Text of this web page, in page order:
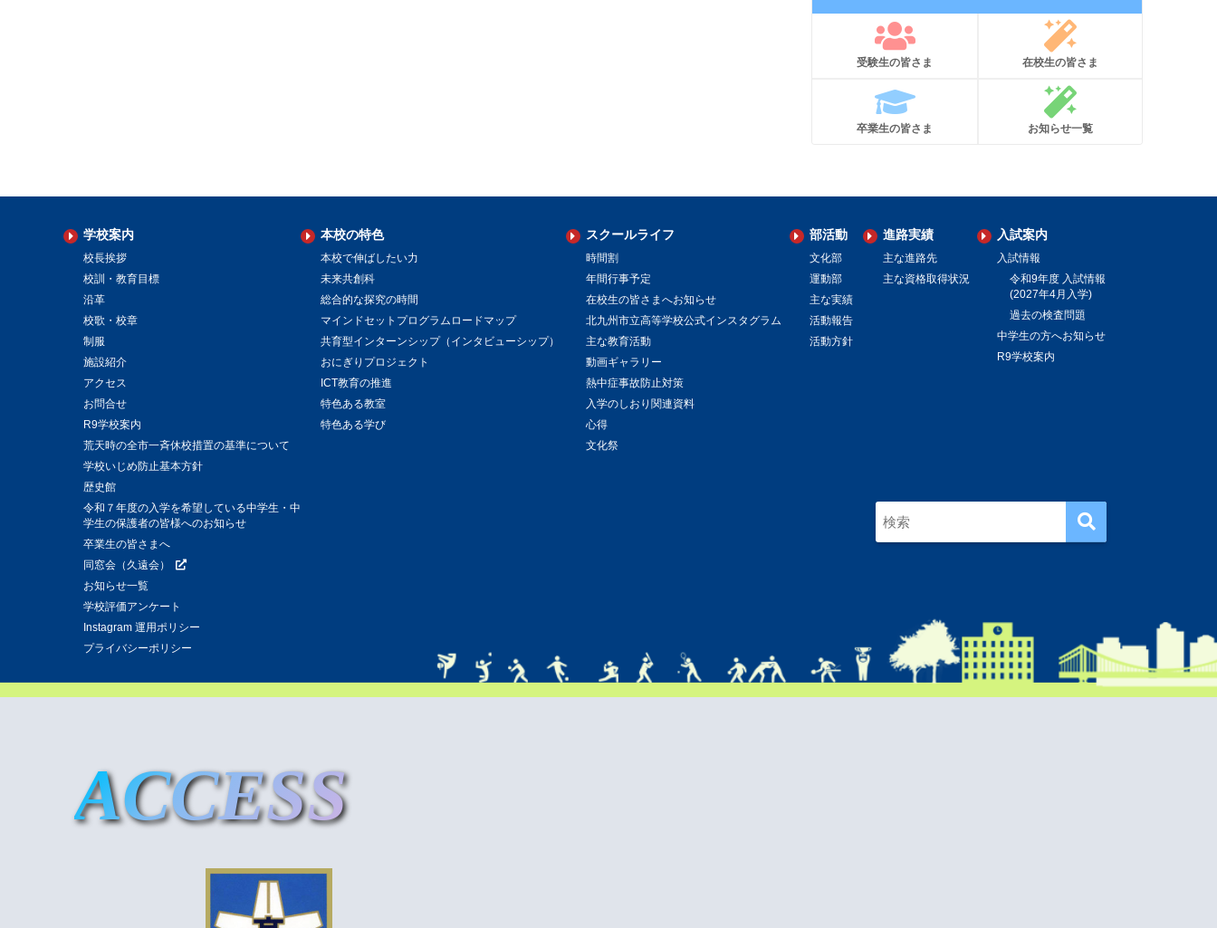
受験生の皆さま 在校生の皆さま
卒業生の皆さま お知らせ一覧
学校案内
校長挨拶
校訓・教育目標
沿革
校歌・校章
制服
施設紹介
アクセス
お問合せ
R9学校案内
荒天時の全市一斉休校措置の基準について
学校いじめ防止基本方針
歴史館
令和７年度の入学を希望している中学生・中
学生の保護者の皆様へのお知らせ
卒業生の皆さまへ
同窓会（久遠会）
お知らせ一覧
学校評価アンケート
Instagram 運用ポリシー
プライバシーポリシー
本校の特色
本校で伸ばしたい力
未来共創科
総合的な探究の時間
マインドセットプログラムロードマップ
共育型インターンシップ（インタビューシップ）
おにぎりプロジェクト
ICT教育の推進
特色ある教室
特色ある学び
スクールライフ
時間割
年間行事予定
在校生の皆さまへお知らせ
北九州市立高等学校公式インスタグラム
主な教育活動
動画ギャラリー
熱中症事故防止対策
入学のしおり関連資料
心得
文化祭
部活動
文化部
運動部
主な実績
活動報告
活動方針
進路実績
主な進路先
主な資格取得状況
入試案内
入試情報
令和9年度 入試情報
(2027年4月入学)
過去の検査問題
中学生の方へお知らせ
R9学校案内
ACCESS